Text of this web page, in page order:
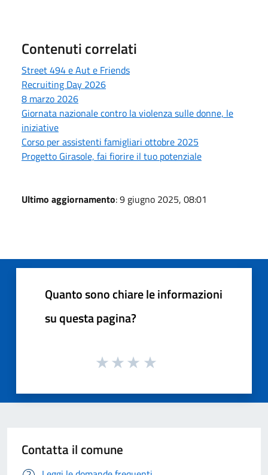
Contenuti correlati
Street 494 e Aut e Friends
Recruiting Day 2026
8 marzo 2026
Giornata nazionale contro la violenza sulle donne, le
iniziative
Corso per assistenti famigliari ottobre 2025
Progetto Girasole, fai fiorire il tuo potenziale
Ultimo aggiornamento: 9 giugno 2025, 08:01
Quanto sono chiare le informazioni
su questa pagina?
Contatta il comune